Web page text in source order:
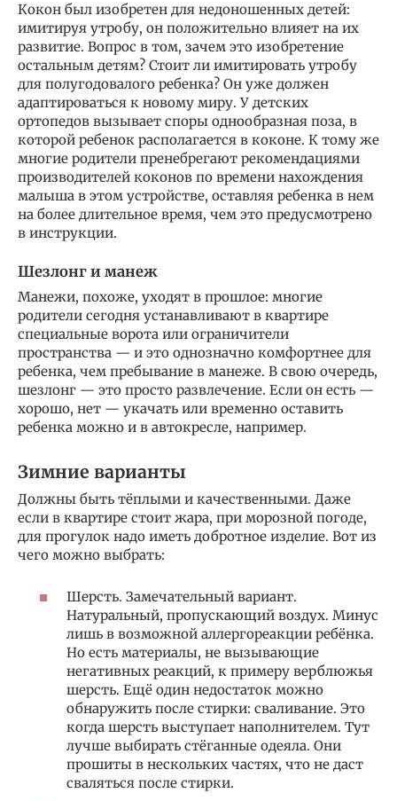
Кокон был изобретен для недоношенных детей:
имитируя утробу, он положительно влияет на их
развитие. Вопрос в том, зачем это изобретение
остальным детям? Стоит ли имитировать утробу
для полугодовалого ребенка? Он уже должен
адаптироваться к новому миру. У детских
ортопедов вызывает споры однообразная поза, в
которой ребенок располагается в коконе. К тому же
многие родители пренебрегают рекомендациями
производителей коконов по времени нахождения
малыша в этом устройстве, оставляя ребенка в нем
на более длительное время, чем это предусмотрено
в инструкции.
Шезлонг и манеж
Манежи, похоже, уходят в прошлое: многие
родители сегодня устанавливают в квартире
специальные ворота или ограничители
пространства — и это однозначно комфортнее для
ребенка, чем пребывание в манеже. В свою очередь,
шезлонг — это просто развлечение. Если он есть —
хорошо, нет — укачать или временно оставить
ребенка можно и в автокресле, например.
Зимние варианты
Должны быть тёплыми и качественными. Даже
если в квартире стоит жара, при морозной погоде,
для прогулок надо иметь добротное изделие. Вот из
чего можно выбрать:
Шерсть. Замечательный вариант.
Натуральный, пропускающий воздух. Минус
лишь в возможной аллергореакции ребёнка.
Но есть материалы, не вызывающие
негативных реакций, к примеру верблюжья
шерсть. Ещё один недостаток можно
обнаружить после стирки: сваливание. Это
когда шерсть выступает наполнителем. Тут
лучше выбирать стёганные одеяла. Они
прошиты в нескольких частях, что не даст
сваляться после стирки.